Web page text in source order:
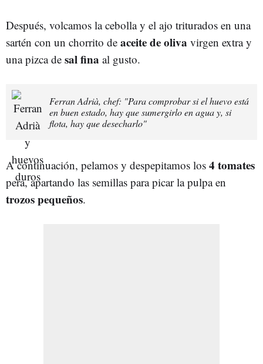
Después, volcamos la cebolla y el ajo triturados en una
sartén con un chorrito de aceite de oliva virgen extra y
una pizca de sal fina al gusto.
Ferran Adrià, chef: "Para comprobar si el huevo está
en buen estado, hay que sumergirlo en agua y, si
flota, hay que desecharlo"
A continuación, pelamos y despepitamos los 4 tomates
pera, apartando las semillas para picar la pulpa en
trozos pequeños.